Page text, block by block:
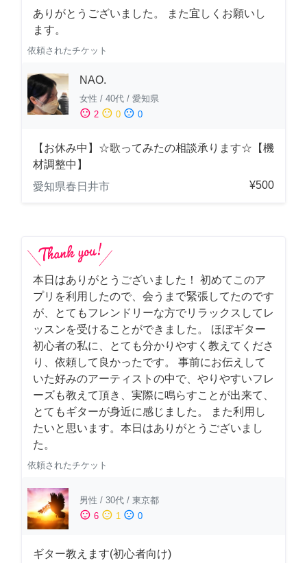
ありがとうございました。 また宜しくお願いし
ます。
依頼されたチケット
NAO.
女性 / 40代 / 愛知県
sentiment_satisfied 2 sentiment_neutral 0 sentiment_dissatisfied 0
【お休み中】☆歌ってみたの相談承ります☆【機
材調整中】
愛知県春日井市
¥500
本日はありがとうございました！ 初めてこのア
プリを利用したので、会うまで緊張してたのです
が、とてもフレンドリーな方でリラックスしてレ
ッスンを受けることができました。 ほぼギター
初心者の私に、とても分かりやすく教えてくださ
り、依頼して良かったです。 事前にお伝えして
いた好みのアーティストの中で、やりやすいフレ
ーズも教えて頂き、実際に鳴らすことが出来て、
とてもギターが身近に感じました。 また利用し
たいと思います。本日はありがとうございまし
た。
依頼されたチケット
男性 / 30代 / 東京都
sentiment_satisfied 6 sentiment_neutral 1 sentiment_dissatisfied 0
ギター教えます(初心者向け)